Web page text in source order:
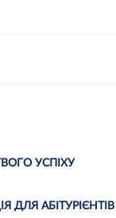
УСПІХУ
ДЛЯ АБІТУРІЄНТІВ